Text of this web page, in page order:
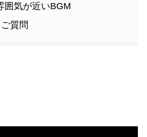
囲気が近いBGM
質問